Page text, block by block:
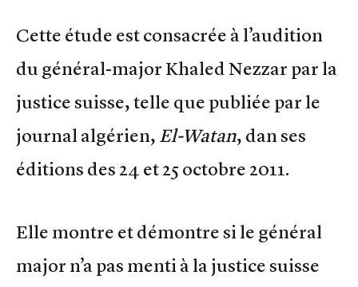
Cette étude est consacrée à l’audition
du général-major Khaled Nezzar par la
justice suisse, telle que publiée par le
journal algérien, El-Watan, dan ses
éditions des 24 et 25 octobre 2011.
Elle montre et démontre si le général
major n’a pas menti à la justice suisse